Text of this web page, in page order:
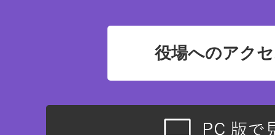
役場へのアク